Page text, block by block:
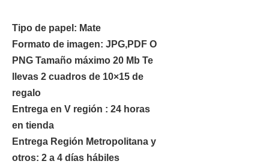
Tipo de papel: Mate
Formato de imagen: JPG,PDF O
PNG Tamaño máximo 20 Mb Te
llevas 2 cuadros de 10×15 de
regalo
Entrega en V región : 24 horas
en tienda
Entrega Región Metropolitana y
otros: 2 a 4 días hábiles